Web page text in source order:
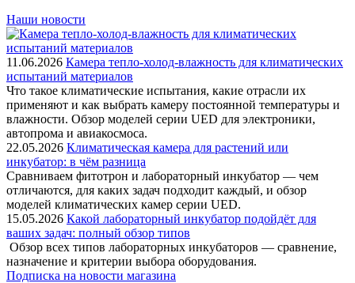
Наши новости
11.06.2026 Камера тепло-холод-влажность для климатических
испытаний материалов
Что такое климатические испытания, какие отрасли их
применяют и как выбрать камеру постоянной температуры и
влажности. Обзор моделей серии UED для электроники,
автопрома и авиакосмоса.
22.05.2026 Климатическая камера для растений или
инкубатор: в чём разница
Сравниваем фитотрон и лабораторный инкубатор — чем
отличаются, для каких задач подходит каждый, и обзор
моделей климатических камер серии UED.
15.05.2026 Какой лабораторный инкубатор подойдёт для
ваших задач: полный обзор типов
Обзор всех типов лабораторных инкубаторов — сравнение,
назначение и критерии выбора оборудования.
Подписка на новости магазина